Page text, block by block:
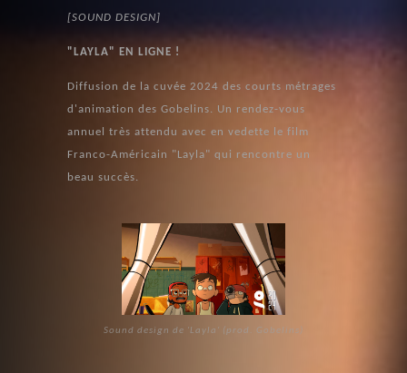
[SOUND DESIGN]
"LAYLA" EN LIGNE !
Diffusion de la cuvée 2024 des courts métrages
d'animation des Gobelins. Un rendez-vous
annuel très attendu avec en vedette le film
Franco-Américain "Layla" qui rencontre un
beau succès.
Sound design de 'Layla' (prod. Gobelins)